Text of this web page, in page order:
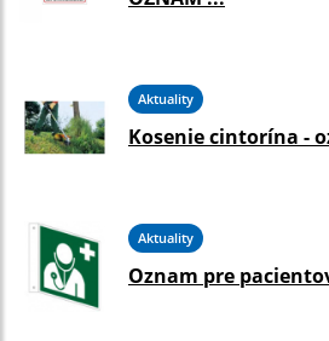
Aktuality
Kosenie cintorína -
Aktuality
Oznam pre